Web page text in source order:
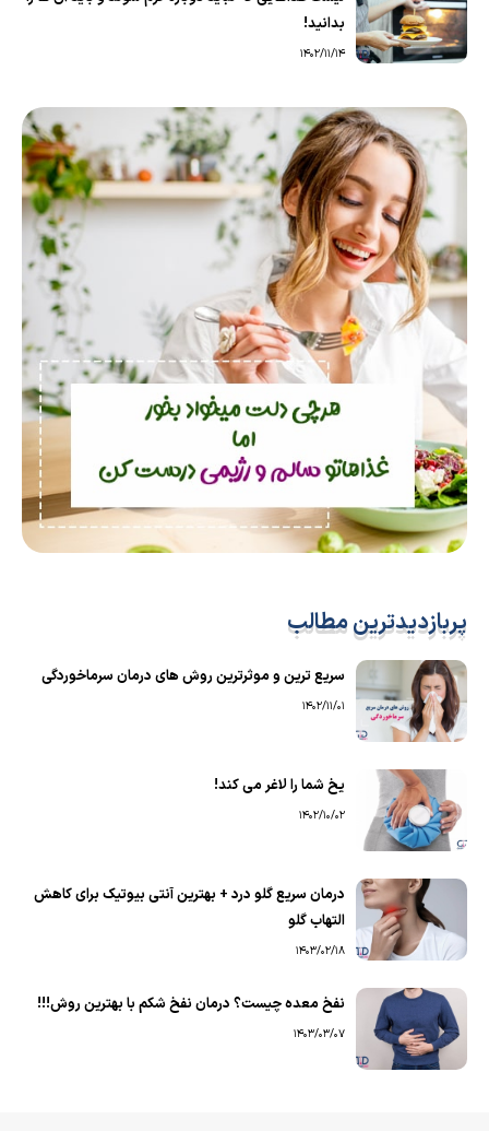
بدانید!
1402/11/14
پربازدیدترین مطالب
سریع ترین و موثرترین روش های درمان سرماخوردگی
1402/11/01
یخ شما را لاغر می کند!
1402/10/02
درمان سریع گلو درد + بهترین آنتی بیوتیک برای کاهش
التهاب گلو
1403/02/18
نفخ معده چیست؟ درمان نفخ شکم با بهترین روش!!!
1403/03/07